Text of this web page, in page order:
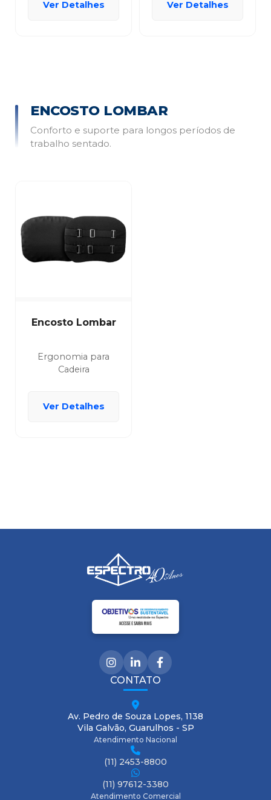
Ver Detalhes Ver Detalhes
ENCOSTO LOMBAR
Conforto e suporte para longos períodos de
trabalho sentado.
Encosto Lombar
Ergonomia para
Cadeira
Ver Detalhes
CONTATO
Av. Pedro de Souza Lopes, 1138
Vila Galvão, Guarulhos - SP
Atendimento Nacional
(11) 2453-8800
(11) 97612-3380
Atendimento Comercial